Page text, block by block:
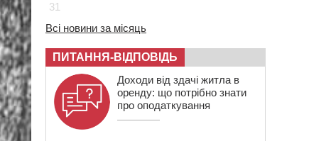
31
Всі новини за місяць
ПИТАННЯ-ВІДПОВІДЬ
Доходи від здачі житла в
оренду: що потрібно знати
про оподаткування